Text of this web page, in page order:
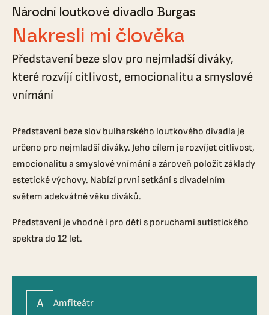
Národní loutkové divadlo Burgas
Nakresli mi člověka
Představení beze slov pro nejmladší diváky,
které rozvíjí citlivost, emocionalitu a smyslové
vnímání
Představení beze slov bulharského loutkového divadla je
určeno pro nejmladší diváky. Jeho cílem je rozvíjet citlivost,
emocionalitu a smyslové vnímání a zároveň položit základy
estetické výchovy. Nabízí první setkání s divadelním
světem adekvátně věku diváků.
Představení je vhodné i pro děti s poruchami autistického
spektra do 12 let.
A Amfiteátr